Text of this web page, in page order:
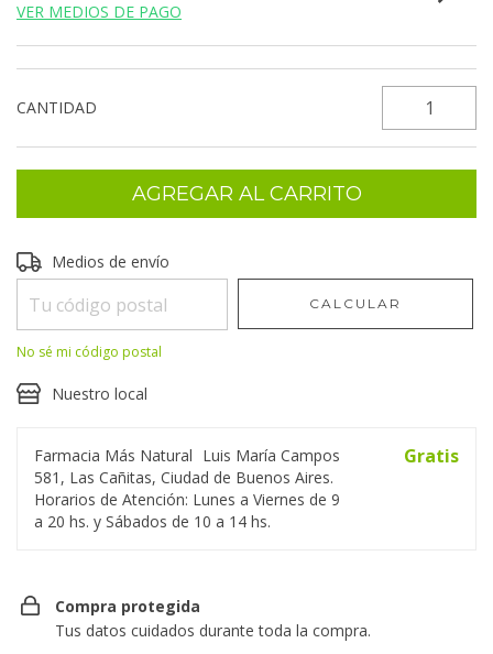
VER MEDIOS DE PAGO
CANTIDAD
Entregas para el CP:
Medios de envío
CALCULAR
No sé mi código postal
Nuestro local
Farmacia Más Natural Luis María Campos
581, Las Cañitas, Ciudad de Buenos Aires.
Horarios de Atención: Lunes a Viernes de 9
a 20 hs. y Sábados de 10 a 14 hs.
Gratis
Compra protegida
Tus datos cuidados durante toda la compra.